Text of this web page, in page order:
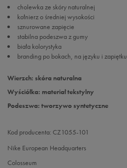
cholewka ze skóry naturalnej
kołnierz o średniej wysokości
sznurowane zapięcie
stabilna podeszwa z gumy
biała kolorystyka
branding po bokach, na języku i zapiętku
Wierzch: skóra naturalna
Wyściółka: materiał tekstylny
Podeszwa: tworzywo syntetyczne
Kod producenta: CZ1055-101
Nike European Headquarters
Colosseum